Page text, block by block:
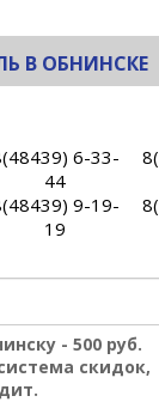
В ОБНИНСКЕ
6-33-
44
9-19-
19
- 500 руб.
скидок,